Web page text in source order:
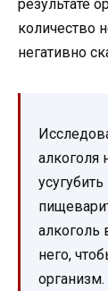
результате
количество
негативно
алкоголя
алкоголь
него,
организм.